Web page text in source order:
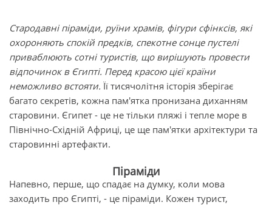
Стародавні піраміди, руїни храмів, фігури сфінксів, які
охороняють спокій предків, спекотне сонце пустелі
приваблюють сотні туристів, що вирішують провести
відпочинок в Єгипті. Перед красою цієї країни
неможливо встояти. Її тисячолітня історія зберігає
багато секретів, кожна пам'ятка пронизана диханням
старовини. Єгипет - це не тільки пляжі і тепле море в
Північно-Східній Африці, це ще пам'ятки архітектури та
старовинні артефакти.
Піраміди
Напевно, перше, що спадає на думку, коли мова
заходить про Єгипті, - це піраміди. Кожен турист,